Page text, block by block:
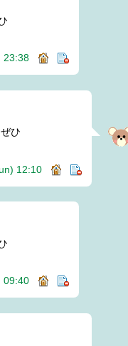
23:38
ひ
12:10
09:40